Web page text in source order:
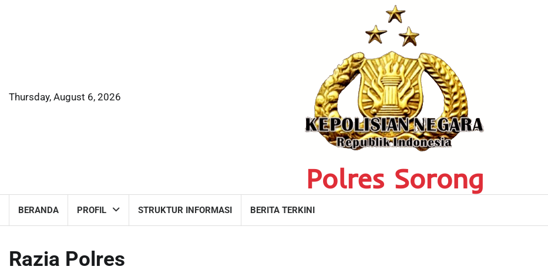
Thursday, August 6, 2026
Polres Sorong
BERANDA PROFIL STRUKTUR INFORMASI BERITA TERKINI
Razia Polres